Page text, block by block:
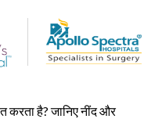
करता है? जानिए नींद और